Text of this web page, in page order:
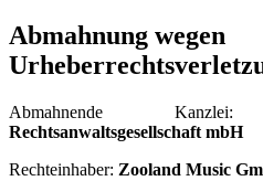
Abmahnung wegen
Abmahnende
Rechtsanwaltsgesellschaft mbH
Rechteinhaber: Zooland Music